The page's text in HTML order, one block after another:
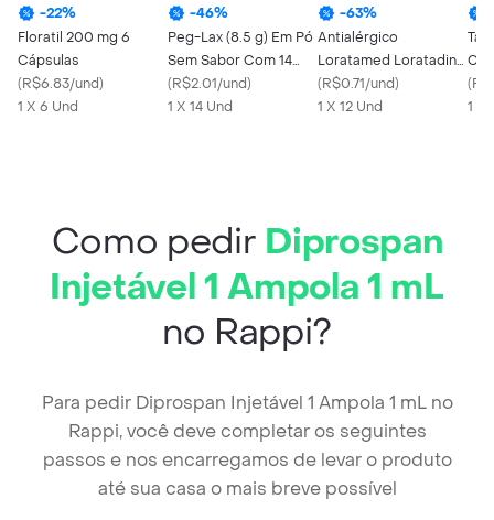
-22%
Floratil 200 mg 6
Cápsulas
(R$6.83/und)
1 X 6 Und
-46%
Peg-Lax (8.5 g) Em Pó
Sem Sabor Com 14
Envelopes
(R$2.01/und)
1 X 14 Und
-63%
Antialérgico
Loratamed Loratadina
10mg Cimed 12
Comprimidos
(R$0.71/und)
1 X 12 Und
(
1 X
Como pedir Diprospan
Injetável 1 Ampola 1 mL
no Rappi?
Para pedir Diprospan Injetável 1 Ampola 1 mL no
Rappi, você deve completar os seguintes
passos e nos encarregamos de levar o produto
até sua casa o mais breve possível